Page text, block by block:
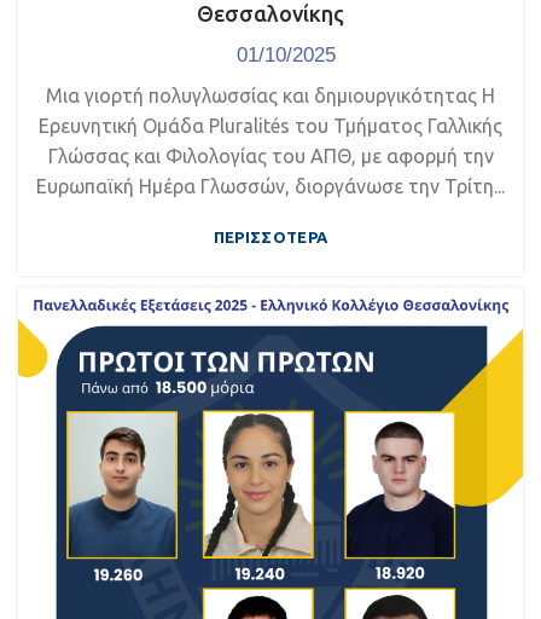
Θεσσαλονίκης
01/10/2025
Μια γιορτή πολυγλωσσίας και δημιουργικότητας Η
Ερευνητική Ομάδα Pluralités του Τμήματος Γαλλικής
Γλώσσας και Φιλολογίας του ΑΠΘ, με αφορμή την
Ευρωπαϊκή Ημέρα Γλωσσών, διοργάνωσε την Τρίτη...
ΠΕΡΙΣΣΌΤΕΡΑ